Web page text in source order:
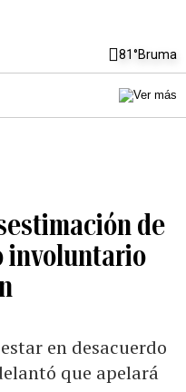
81°Bruma
de
involuntario
en desacuerdo
que apelará